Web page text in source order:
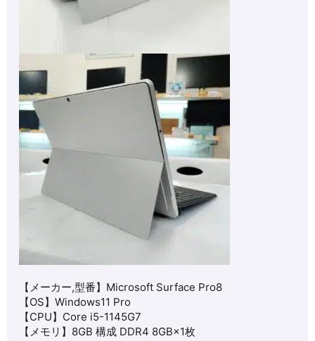
【メーカー,型番】 Microsoft Surface Pro8
【OS】Windows11 Pro
【CPU】 Core i5-1145G7
【メモリ】8GB 構成 DDR4 8GB×1枚